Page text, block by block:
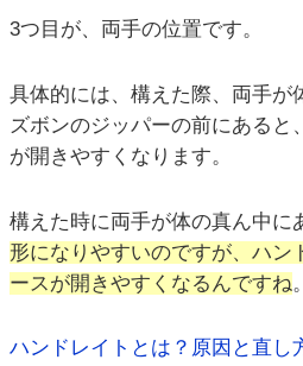
3つ目が、両手の位置です。
具体的には、構えた際、両手が
ズボンのジッパーの前にあると
が開きやすくなります。
構えた時に両手が体の真ん中に
形になりやすいのですが、ハン
ースが開きやすくなるんですね。
ハンドレイトとは？原因と直し